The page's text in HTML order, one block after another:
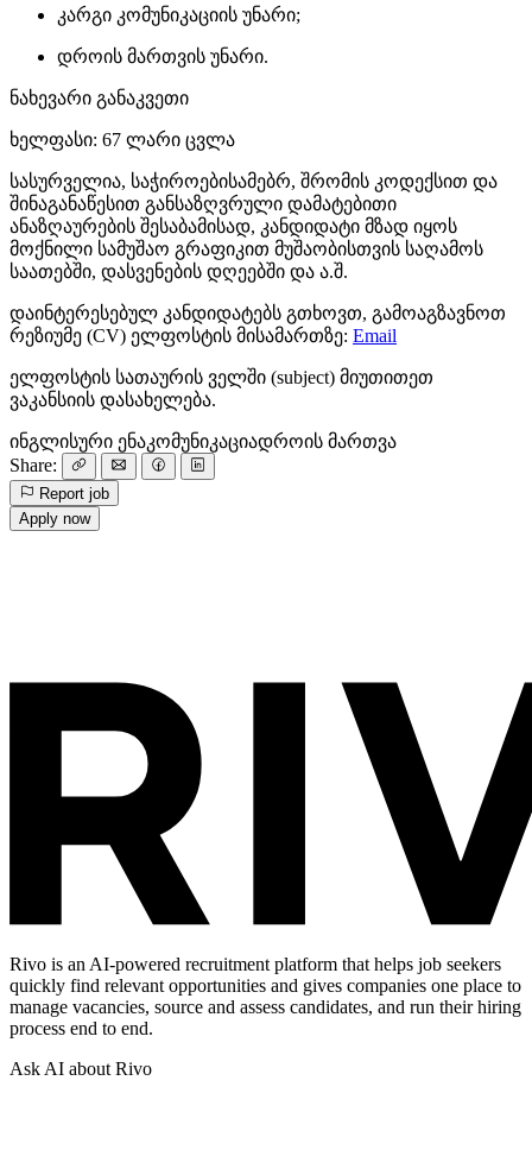
კარგი კომუნიკაციის უნარი;
დროის მართვის უნარი.
ნახევარი განაკვეთი
ხელფასი: 67 ლარი ცვლა
სასურველია, საჭიროებისამებრ, შრომის კოდექსით და
შინაგანაწესით განსაზღვრული დამატებითი
ანაზღაურების შესაბამისად, კანდიდატი მზად იყოს
მოქნილი სამუშაო გრაფიკით მუშაობისთვის საღამოს
საათებში, დასვენების დღეებში და ა.შ.
დაინტერესებულ კანდიდატებს გთხოვთ, გამოაგზავნოთ
რეზიუმე (CV) ელფოსტის მისამართზე: Email
ელფოსტის სათაურის ველში (subject) მიუთითეთ
ვაკანსიის დასახელება.
ინგლისური ენაკომუნიკაციადროის მართვა
Share:
Report job
Apply now
Rivo is an AI-powered recruitment platform that helps job seekers
quickly find relevant opportunities and gives companies one place to
manage vacancies, source and assess candidates, and run their hiring
process end to end.
Ask AI about Rivo